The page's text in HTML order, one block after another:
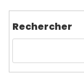
Rechercher